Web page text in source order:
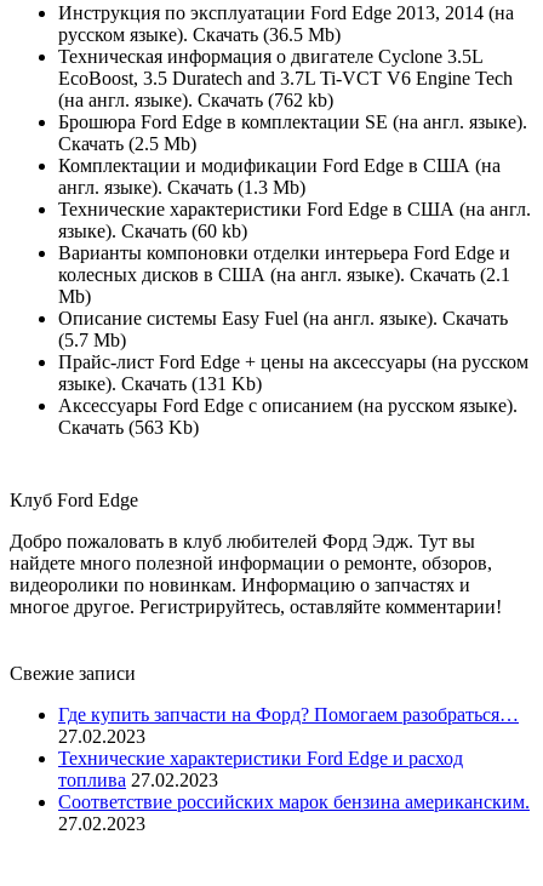
Инструкция по эксплуатации Ford Edge 2013, 2014 (на
русском языке). Скачать (36.5 Mb)
Техническая информация о двигателе Cyclone 3.5L
EcoBoost, 3.5 Duratech and 3.7L Ti-VCT V6 Engine Tech
(на англ. языке). Скачать (762 kb)
Брошюра Ford Edge в комплектации SE (на англ. языке).
Скачать (2.5 Mb)
Комплектации и модификации Ford Edge в США (на
англ. языке). Скачать (1.3 Mb)
Технические характеристики Ford Edge в США (на англ.
языке). Скачать (60 kb)
Варианты компоновки отделки интерьера Ford Edge и
колесных дисков в США (на англ. языке). Скачать (2.1
Mb)
Описание системы Easy Fuel (на англ. языке). Скачать
(5.7 Mb)
Прайс-лист Ford Edge + цены на аксессуары (на русском
языке). Скачать (131 Kb)
Аксессуары Ford Edge с описанием (на русском языке).
Скачать (563 Kb)
Клуб Ford Edge
Добро пожаловать в клуб любителей Форд Эдж. Тут вы
найдете много полезной информации о ремонте, обзоров,
видеоролики по новинкам. Информацию о запчастях и
многое другое. Регистрируйтесь, оставляйте комментарии!
Свежие записи
Где купить запчасти на Форд? Помогаем разобраться…
27.02.2023
Технические характеристики Ford Edge и расход
топлива 27.02.2023
Соответствие российских марок бензина американским.
27.02.2023